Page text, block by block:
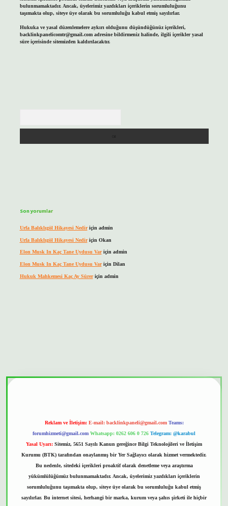
bulunmamaktadır. Ancak, üyelerimiz yazdıkları içeriklerin sorumluluğunu
taşımakta olup, siteye üye olarak bu sorumluluğu kabul etmiş sayılırlar.
Hukuka ve yasal düzenlemelere aykırı olduğunu düşündüğünüz içerikleri,
backlinkpanelicomtr@gmail.comadresine bildirmeniz halinde, ilgili içerikler yasal
süre içerisinde sitemizden kaldırılacaktır.
Son yorumlar
Urfa Balıklıgöl Hikayesi Nediriçin admin
Urfa Balıklıgöl Hikayesi Nediriçin Okan
Elon Musk In Kaç Tane Uydusu Variçin admin
Elon Musk In Kaç Tane Uydusu Variçin Dilan
Hukuk Mahkemesi Kaç Ay Süreriçin admin
Reklam ve İletişim: E-mail: backlinkpaneli@gmail.com Teams:
forumhizmeti@gmail.com Whatsapp: 0262 606 0 726 Telegram: @karabul
Yasal Uyarı: Sitemiz, 5651 Sayılı Kanun gereğince Bilgi Teknolojileri ve İletişim
Kurumu (BTK) tarafından onaylanmış bir Yer Sağlayıcı olarak hizmet vermektedir.
Bu nedenle, sitedeki içerikleri proaktif olarak denetleme veya araştırma
yükümlülüğümüz bulunmamaktadır. Ancak, üyelerimiz yazdıkları içeriklerin
sorumluluğunu taşımakta olup, siteye üye olarak bu sorumluluğu kabul etmiş
sayılırlar. Bu internet sitesi, herhangi bir marka, kurum veya şahıs şirketi ile hiçbir